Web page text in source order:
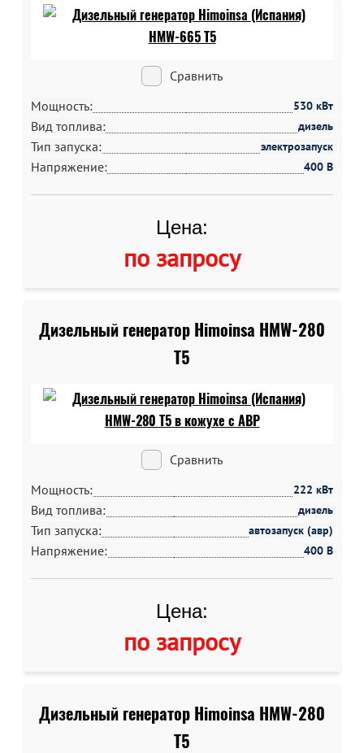
Сравнить
Мощность:
530 кВт
Вид топлива: дизель
Тип запуска: электрозапуск
Напряжение: 400 В
Цена:
по запросу
Дизельный генератор Himoinsa HMW-280
T5
Сравнить
Мощность:
222 кВт
Вид топлива: дизель
Тип запуска: автозапуск (авр)
Напряжение: 400 В
Цена:
по запросу
Дизельный генератор Himoinsa HMW-280
T5